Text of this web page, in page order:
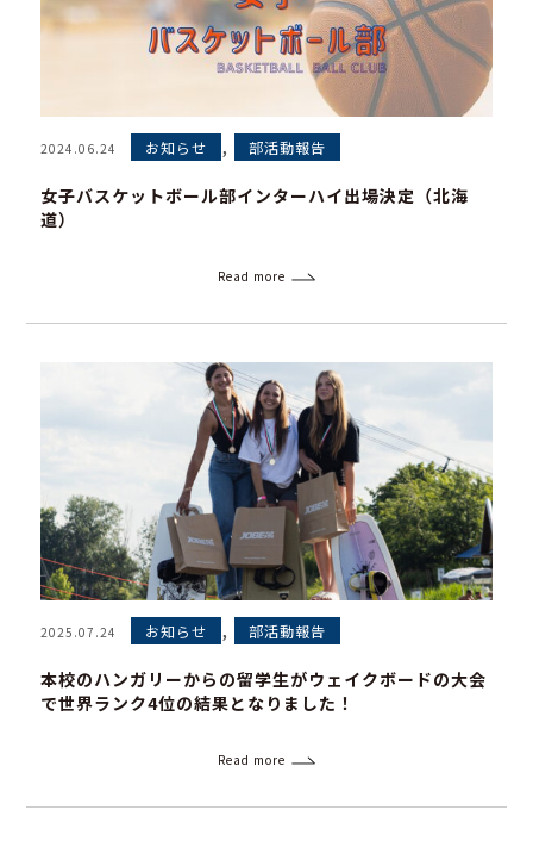
2024.06.24 お知らせ , 部活動報告
女子バスケットボール部インターハイ出場決定（北海
道）
Read more
2025.07.24 お知らせ , 部活動報告
本校のハンガリーからの留学生がウェイクボードの大会
で世界ランク4位の結果となりました！
Read more